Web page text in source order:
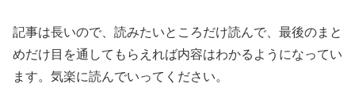
記事は長いので、読みたいところだけ読んで、最後のまと
めだけ目を通してもらえれば内容はわかるようになってい
ます。気楽に読んでいってください。